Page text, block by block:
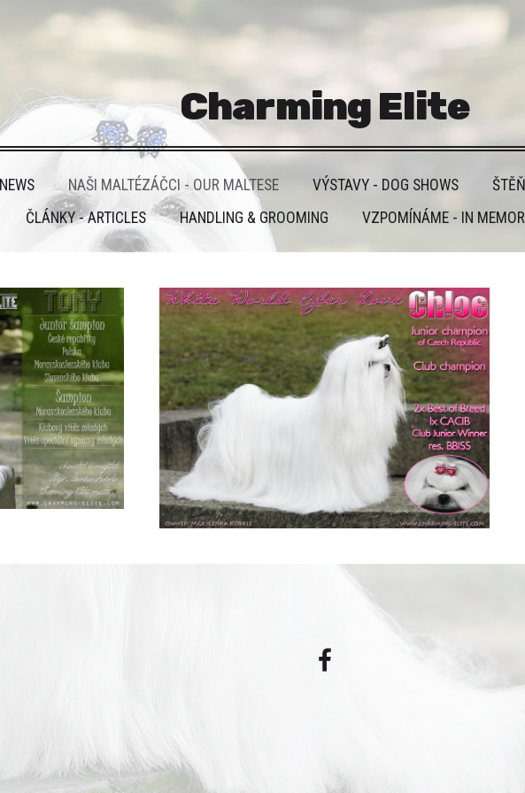
Charming Elite
NAŠI MALTÉZÁČCI - OUR MALTESE VÝSTAVY - DOG SHOWS
ČLÁNKY - ARTICLES
HANDLING & GROOMING VZPOMÍNÁME - IN